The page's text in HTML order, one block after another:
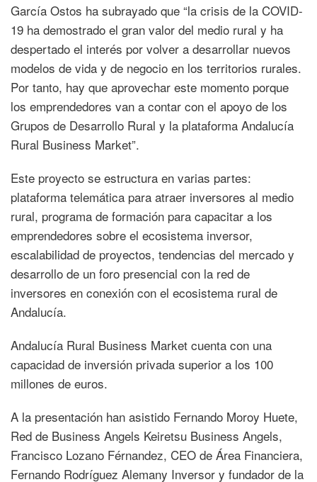
García Ostos ha subrayado que “la crisis de la COVID-
19 ha demostrado el gran valor del medio rural y ha
despertado el interés por volver a desarrollar nuevos
modelos de vida y de negocio en los territorios rurales.
Por tanto, hay que aprovechar este momento porque
los emprendedores van a contar con el apoyo de los
Grupos de Desarrollo Rural y la plataforma Andalucía
Rural Business Market”.
Este proyecto se estructura en varias partes:
plataforma telemática para atraer inversores al medio
rural, programa de formación para capacitar a los
emprendedores sobre el ecosistema inversor,
escalabilidad de proyectos, tendencias del mercado y
desarrollo de un foro presencial con la red de
inversores en conexión con el ecosistema rural de
Andalucía.
Andalucía Rural Business Market cuenta con una
capacidad de inversión privada superior a los 100
millones de euros.
A la presentación han asistido Fernando Moroy Huete,
Red de Business Angels Keiretsu Business Angels,
Francisco Lozano Férnandez, CEO de Área Financiera,
Fernando Rodríguez Alemany Inversor y fundador de la